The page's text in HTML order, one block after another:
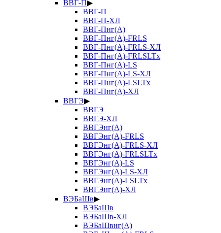
ВВГ-П▶
ВВГ-П
ВВГ-П-ХЛ
ВВГ-Пнг(А)
ВВГ-Пнг(А)-FRLS
ВВГ-Пнг(А)-FRLS-ХЛ
ВВГ-Пнг(А)-FRLSLTx
ВВГ-Пнг(А)-LS
ВВГ-Пнг(А)-LS-ХЛ
ВВГ-Пнг(А)-LSLTx
ВВГ-Пнг(А)-ХЛ
ВВГЭ▶
ВВГЭ
ВВГЭ-ХЛ
ВВГЭнг(А)
ВВГЭнг(А)-FRLS
ВВГЭнг(А)-FRLS-ХЛ
ВВГЭнг(А)-FRLSLTx
ВВГЭнг(А)-LS
ВВГЭнг(А)-LS-ХЛ
ВВГЭнг(А)-LSLTx
ВВГЭнг(А)-ХЛ
ВЭБаШв▶
ВЭБаШв
ВЭБаШв-ХЛ
ВЭБаШвнг(А)